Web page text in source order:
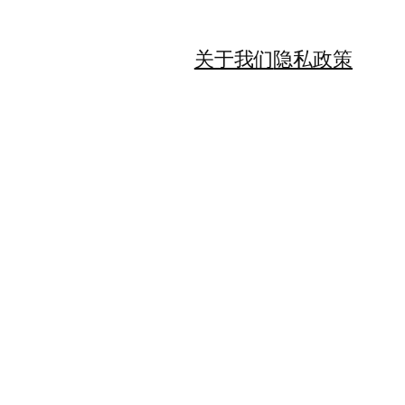
关于我们隐私政策